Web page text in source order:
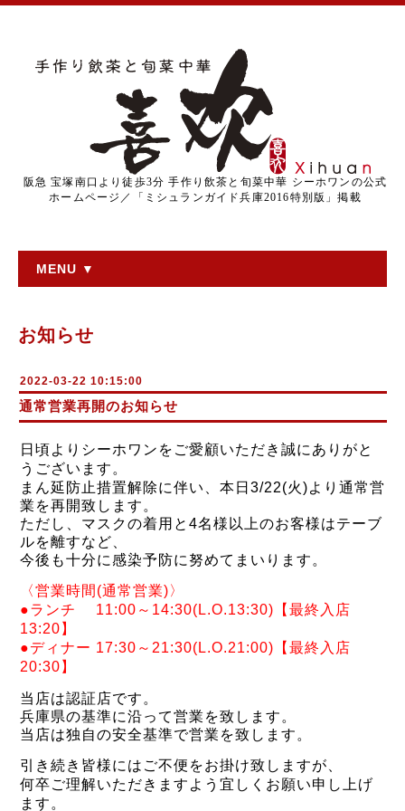
阪急 宝塚南口より徒歩3分 手作り飲茶と旬菜中華 シーホワンの公式
ホームページ／「ミシュランガイド兵庫2016特別版」掲載
MENU ▼
お知らせ
2022-03-22 10:15:00
通常営業再開のお知らせ
日頃よりシーホワンをご愛顧いただき誠にありがと
うございます。
まん延防止措置解除に伴い、本日3/22(火)より通常営
業を再開致します。
ただし、マスクの着用と4名様以上のお客様はテーブ
ルを離すなど、
今後も十分に感染予防に努めてまいります。
〈営業時間 (通常営業)〉
●ランチ 11:00～14:30(L.O.13:30)【最終入店
13:20】
●ディナー 17:30～21:30(L.O.21:00)【最終入店
20:30】
当店は認証店です。
兵庫県の基準に沿って営業を致します。
当店は独自の安全基準で営業 を致します。
引き続き皆様にはご不便をお掛け致しますが、
何卒ご理解いただきますよう宜しくお願い申し上げ
ます。